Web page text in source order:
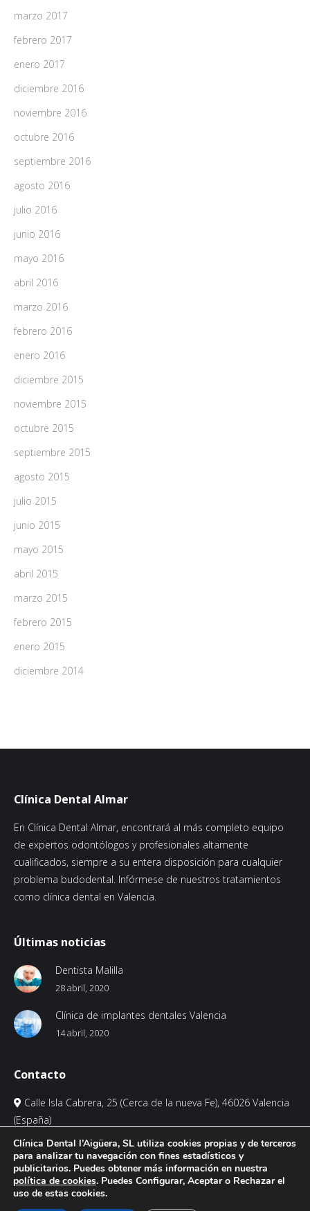
marzo 2017
febrero 2017
enero 2017
diciembre 2016
noviembre 2016
octubre 2016
septiembre 2016
agosto 2016
julio 2016
junio 2016
mayo 2016
abril 2016
marzo 2016
febrero 2016
enero 2016
diciembre 2015
noviembre 2015
octubre 2015
septiembre 2015
agosto 2015
julio 2015
junio 2015
mayo 2015
abril 2015
marzo 2015
febrero 2015
enero 2015
diciembre 2014
Clínica Dental Almar
En Clínica Dental Almar, encontrará al más completo equipo
de expertos odontólogos y profesionales altamente
cualificados, siempre a su entera disposición para cualquier
problema budodental. Infórmese de nuestros tratamientos
como clínica dental en Valencia.
Últimas noticias
Dentista Malilla
28 abril, 2020
Clínica de implantes dentales Valencia
14 abril, 2020
Contacto
Calle Isla Cabrera, 25 (Cerca de la nueva Fe), 46026 Valencia
(España)
963 22 56 56
info@clinicadentalalmar.es
Encuéntranos en:
Facebook
TwitterYouTube
Clínica Dental l’Aigüera, SL utiliza cookies propias y de terceros
para analizar tu navegación con fines estadísticos y
publicitarios. Puedes obtener más información en nuestra
política de cookies. Puedes Configurar, Aceptar o Rechazar el
uso de estas cookies.